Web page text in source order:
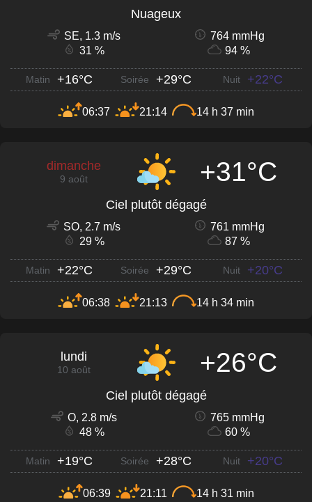
Nuageux
SE, 1.3 m/s
764 mmHg
31 %
94 %
Matin +16°C Soirée +29°C Nuit +22°C
06:37 21:14 14 h 37 min
dimanche
9 août +31°C
Ciel plutôt dégagé
SO, 2.7 m/s
761 mmHg
29 %
87 %
Matin +22°C Soirée +29°C Nuit +20°C
06:38 21:13 14 h 34 min
lundi
10 août +26°C
Ciel plutôt dégagé
O, 2.8 m/s
765 mmHg
48 %
60 %
Matin +19°C Soirée +28°C Nuit +20°C
06:39 21:11 14 h 31 min